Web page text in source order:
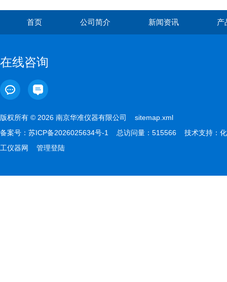
首页 公司简介 新闻资讯 产
在线咨询
版权所有 © 2026 南京华准仪器有限公司 sitemap.xml
备案号： 苏ICP备2026025634号-1 总访问量：515566 技术支持： 化
工仪器网
管理登陆